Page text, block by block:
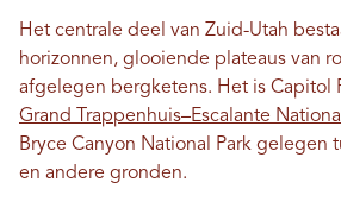
Het centrale deel van Zuid-Utah
horizonnen, glooiende plateaus van
afgelegen bergketens. Het is Capitol
Grand Trappenhuis–Escalante
Bryce Canyon National Park gelegen
en andere gronden.